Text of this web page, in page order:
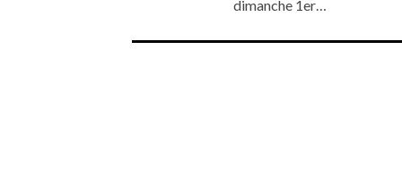
dimanche 1er…